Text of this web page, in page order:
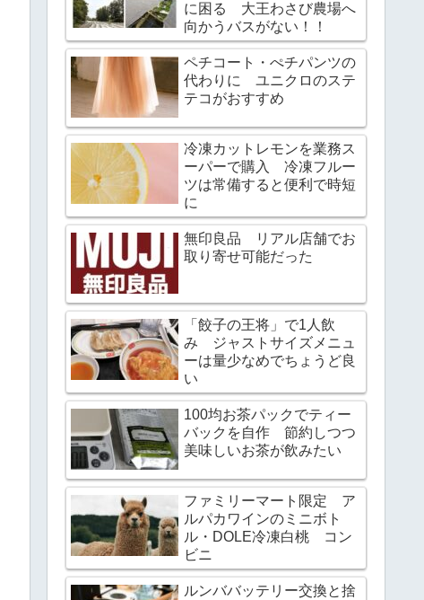
に困る 大王わさび農場へ
向かうバスがない！！
ペチコート・ぺチパンツの
代わりに ユニクロのステ
テコがおすすめ
冷凍カットレモンを業務ス
ーパーで購入 冷凍フルー
ツは常備すると便利で時短
に
無印良品 リアル店舗でお
取り寄せ可能だった
「餃子の王将」で1人飲
み ジャストサイズメニュ
ーは量少なめでちょうど良
い
100均お茶パックでティー
バックを自作 節約しつつ
美味しいお茶が飲みたい
ファミリーマート限定 ア
ルパカワインのミニボト
ル・DOLE冷凍白桃 コン
ビニ
ルンババッテリー交換と捨